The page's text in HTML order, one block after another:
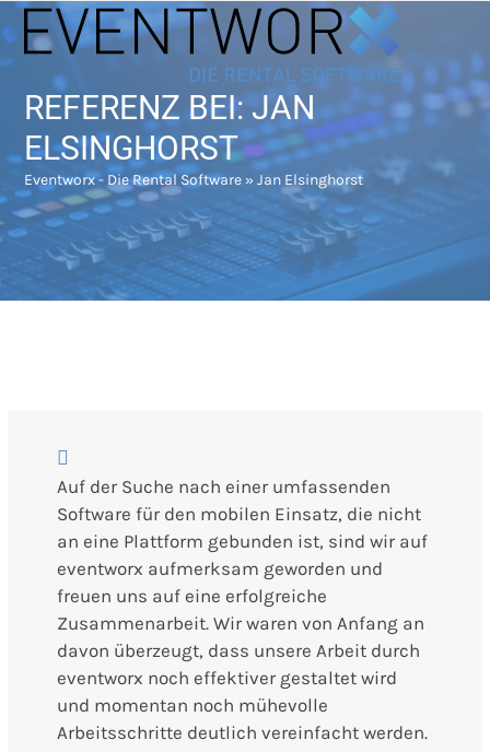
Skip
to
content
Open
mobile
menu
Close
mobile
menu
REFERENZ BEI: JAN
ELSINGHORST
Eventworx - Die Rental Software»Jan Elsinghorst
Auf der Suche nach einer umfassenden
Software für den mobilen Einsatz, die nicht
an eine Plattform gebunden ist, sind wir auf
eventworx aufmerksam geworden und
freuen uns auf eine erfolgreiche
Zusammenarbeit. Wir waren von Anfang an
davon überzeugt, dass unsere Arbeit durch
eventworx noch effektiver gestaltet wird
und momentan noch mühevolle
Arbeitsschritte deutlich vereinfacht werden.